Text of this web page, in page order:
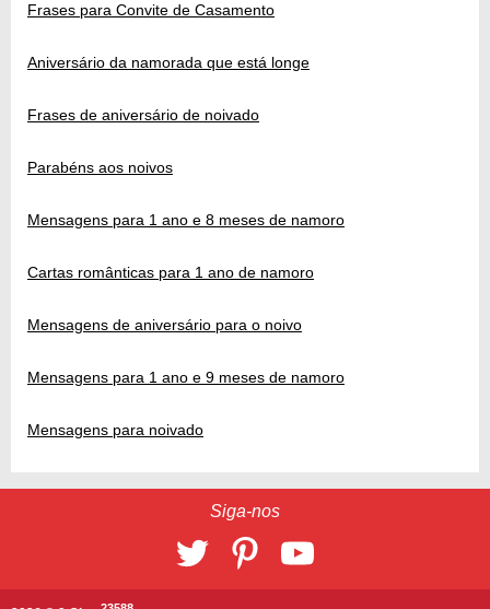
Frases para Convite de Casamento
Aniversário da namorada que está longe
Frases de aniversário de noivado
Parabéns aos noivos
Mensagens para 1 ano e 8 meses de namoro
Cartas românticas para 1 ano de namoro
Mensagens de aniversário para o noivo
Mensagens para 1 ano e 9 meses de namoro
Mensagens para noivado
Siga-nos